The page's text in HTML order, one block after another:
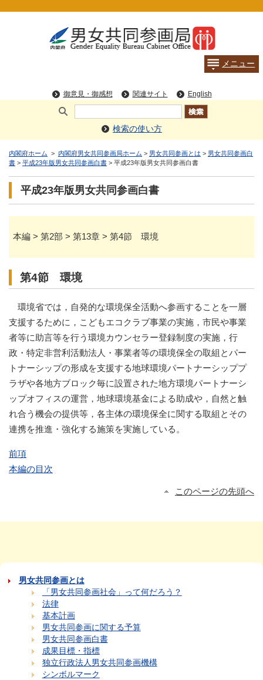
検索の使い方
内閣府ホーム > 内閣府男女共同参画局ホーム > 男女共同参画とは > 男女共同参画白
書 > 平成23年版男女共同参画白書 > 平成23年版男女共同参画白書
平成23年版男女共同参画白書
本編 > 第2部 > 第13章 > 第4節 環境
第4節 環境
環境省では，自発的な環境保全活動へ参画することを一層
支援するために，こどもエコクラブ事業の実施，市民や事業
者等に助言等を行う環境カウンセラー登録制度の実施，行
政・特定非営利活動法人・事業者等の環境保全の取組とパー
トナーシップの形成を支援する地球環境パートナーシッププ
ラザや各地方ブロック毎に設置された地方環境パートナーシ
ップオフィスの運営，地球環境基金による助成や，自然と触
れ合う機会の提供等，各主体の環境保全に関する取組とその
連携を推進・強化する施策を実施している。
前項
本編の目次
このページの先頭へ